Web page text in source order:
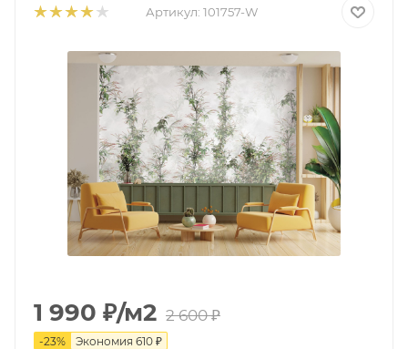
Артикул: 101757-W
1 990 ₽/м2 2 600₽
-23% Экономия 610 ₽